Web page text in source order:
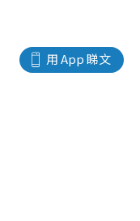
用 App 睇文